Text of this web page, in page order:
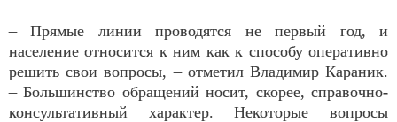
– Прямые линии проводятся не первый год, и
население относится к ним как к способу оперативно
решить свои вопросы, – отметил Владимир Караник.
– Большинство обращений носит, скорее, справочно-
консультативный характер. Некоторые вопросы